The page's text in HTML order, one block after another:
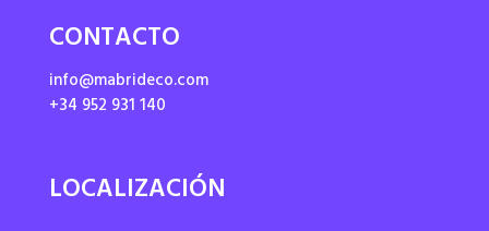
CONTACTO
info@mabrideco.com
+34 952 931 140
LOCALIZACIÓN